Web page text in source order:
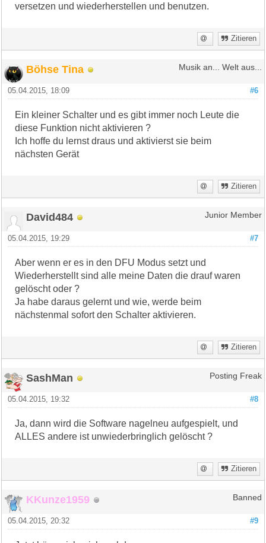
versetzen und wiederherstellen und benutzen.
Zitieren
Böhse Tina Musik an... Welt aus...
#6
05.04.2015, 18:09
Ein kleiner Schalter und es gibt immer noch Leute die
diese Funktion nicht aktivieren ?
Ich hoffe du lernst draus und aktivierst sie beim
nächsten Gerät
Zitieren
David484 Junior Member
#7
05.04.2015, 19:29
Aber wenn er es in den DFU Modus setzt und
Wiederherstellt sind alle meine Daten die drauf waren
gelöscht oder ?
Ja habe daraus gelernt und wie, werde beim
nächstenmal sofort den Schalter aktivieren.
Zitieren
SashMan Posting Freak
#8
05.04.2015, 19:32
Ja, dann wird die Software nagelneu aufgespielt, und
ALLES andere ist unwiederbringlich gelöscht ?
Zitieren
KKunze1959 Banned
#9
05.04.2015, 20:32